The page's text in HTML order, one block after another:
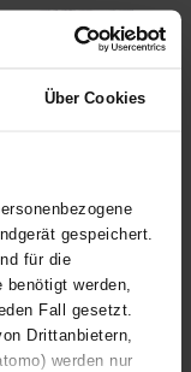
Über Cookies
gespeichert.
für die
benötigt werden,
Fall gesetzt.
Drittanbietern,
werden nur